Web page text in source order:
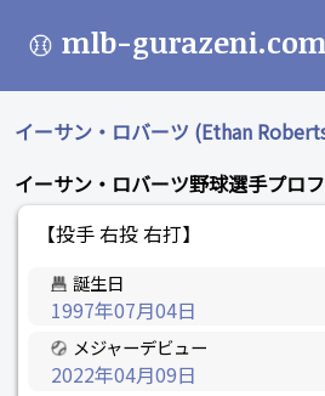
mlb-gurazeni.com
イーサン・ロバーツ (Ethan
イーサン・ロバーツ野球選手プロ
【投手 右投 右打】
誕生日
1997年07月04日
メジャーデビュー
2022年04月09日